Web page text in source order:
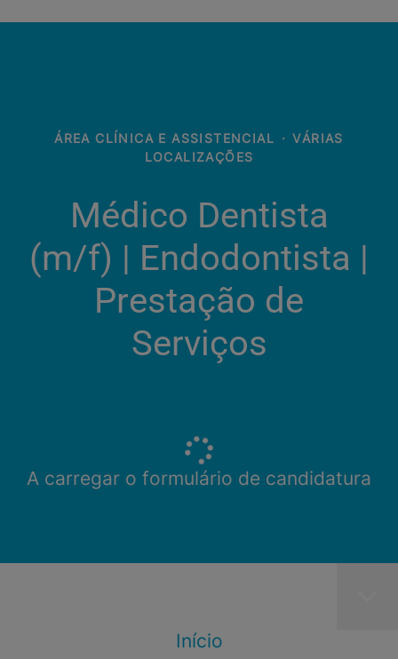
ÁREA CLÍNICA E ASSISTENCIAL · VÁRIAS
LOCALIZAÇÕES
Médico Dentista
(m/f) | Endodontista |
Prestação de
Serviços
A carregar o formulário de candidatura
Início